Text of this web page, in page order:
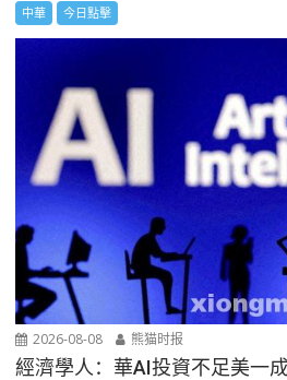
中華 今日點擊
2026-08-08 熊猫时报
經濟學人：華AI投資不足美一